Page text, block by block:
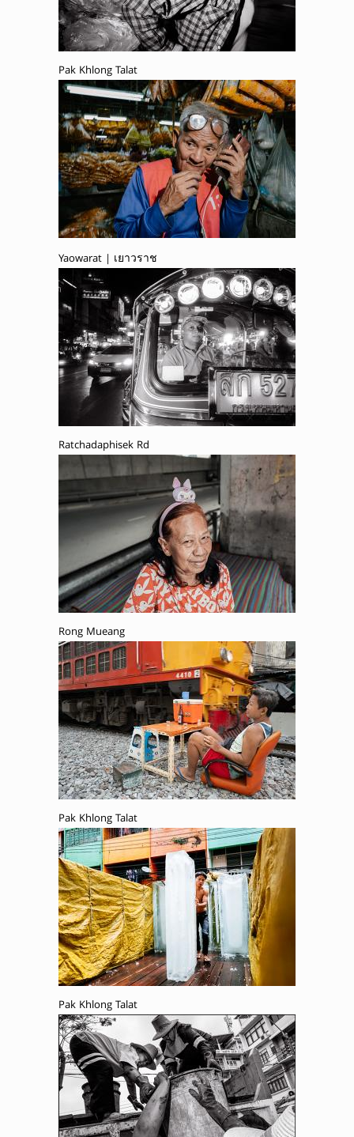
Pak Khlong Talat
Yaowarat | เยาวราช
Ratchadaphisek Rd
Rong Mueang
Pak Khlong Talat
Pak Khlong Talat